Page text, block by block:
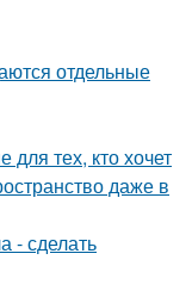
отдельные
для тех, кто хочет
даже в
- сделать